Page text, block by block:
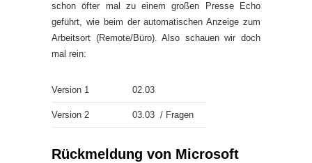
schon öfter mal zu einem großen Presse Echo
geführt, wie beim der automatischen Anzeige zum
Arbeitsort (Remote/Büro). Also schauen wir doch
mal rein:
Version 1 02.03
Version 2 03.03 / Fragen
Rückmeldung von Microsoft